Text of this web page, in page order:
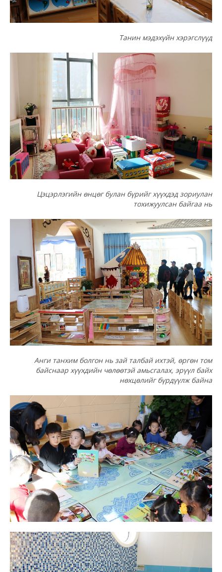
Танин мэдэхүйн хэрэгслүүд
Цэцэрлэгийн өнцөг булан бүрийг хүүхдэд зориулан
тохижуулсан байгаа нь
Анги танхим болгон нь зай талбай ихтэй, өргөн том
байснаар хүүхдийн чөлөөтэй амьсгалах, эрүүл байх
нөхцөлийг бүрдүүлж байна